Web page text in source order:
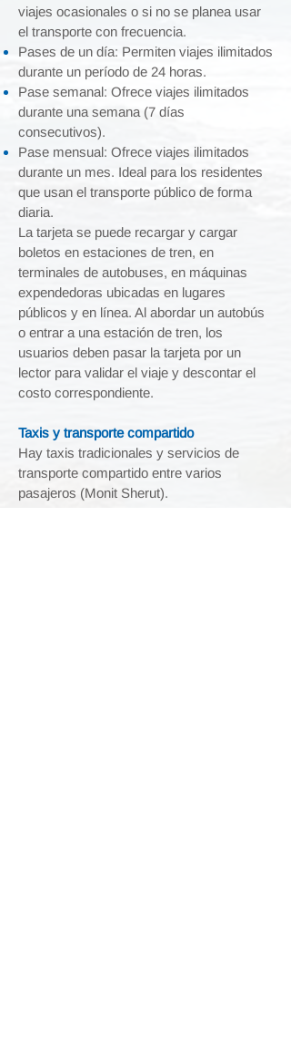
viajes ocasionales o si no se planea usar
el transporte con frecuencia.
Pases de un día: Permiten viajes ilimitados
durante un período de 24 horas.
Pase semanal: Ofrece viajes ilimitados
durante una semana (7 días
consecutivos).
Pase mensual: Ofrece viajes ilimitados
durante un mes. Ideal para los residentes
que usan el transporte público de forma
diaria.
La tarjeta se puede recargar y cargar
boletos en estaciones de tren, en
terminales de autobuses, en máquinas
expendedoras ubicadas en lugares
públicos y en línea. Al abordar un autobús
o entrar a una estación de tren, los
usuarios deben pasar la tarjeta por un
lector para validar el viaje y descontar el
costo correspondiente.
Taxis y transporte compartido
Hay taxis tradicionales y servicios de
transporte compartido entre varios
pasajeros (Monit Sherut).